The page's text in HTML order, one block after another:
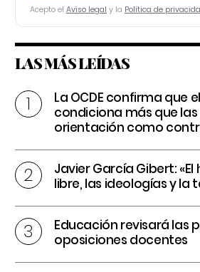
Acepto el Aviso legal y la Política de
LAS MÁS LEÍDAS
La OCDE confirma que
condiciona más que
orientación como
Javier García Gibert:
libre, las ideologías y la
Educación revisará las
oposiciones docentes